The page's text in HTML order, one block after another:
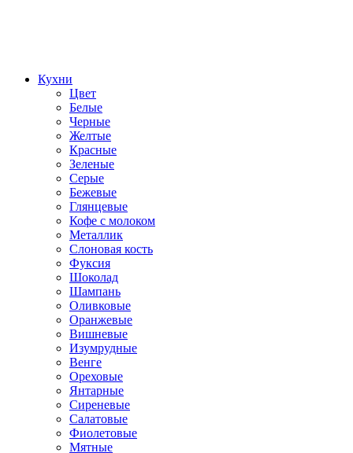
Кухни
Цвет
Белые
Черные
Желтые
Красные
Зеленые
Серые
Бежевые
Глянцевые
Кофе с молоком
Металлик
Слоновая кость
Фуксия
Шоколад
Шампань
Оливковые
Оранжевые
Вишневые
Изумрудные
Венге
Ореховые
Янтарные
Сиреневые
Салатовые
Фиолетовые
Мятные